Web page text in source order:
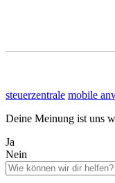
steuerzentrale mobile
Deine Meinung ist uns
Ja
Nein